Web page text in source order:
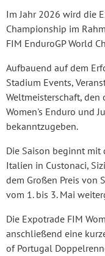
Im Jahr 2026 wird die
Championship im
FIM EnduroGP World
Aufbauend auf dem
Stadium Events,
Weltmeisterschaft,
Women's Enduro und
bekanntzugeben.
Die Saison beginnt mit
Italien in Custonaci,
dem Großen Preis von
vom 1. bis 3. Mai
Die Expotrade FIM
anschließend eine
of Portugal